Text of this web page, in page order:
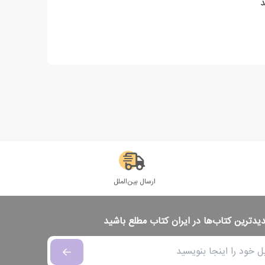
ارسال بین‌الملل
کتاب‌ها در ایران کتاب مطلع باشید